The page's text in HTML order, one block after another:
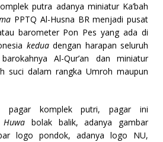
putra adanya miniatur Ka’bah
PPTQ Al-Husna BR menjadi pusat
barometer Pon Pes yang ada di
keduadengan harapan seluruh
Al-Qur’an dan miniatur
suci dalam rangka Umroh maupun
pagar komplek putri, pagar ini
Huwa bolak balik, adanya gambar
logo pondok, adanya logo NU,